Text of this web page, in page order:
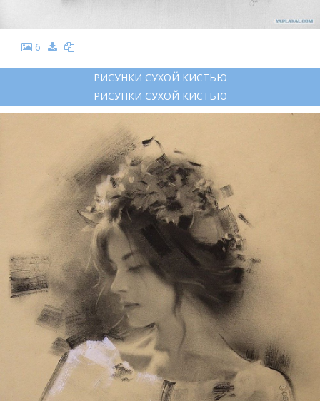
6
РИСУНКИ СУХОЙ КИСТЬЮ
РИСУНКИ СУХОЙ КИСТЬЮ